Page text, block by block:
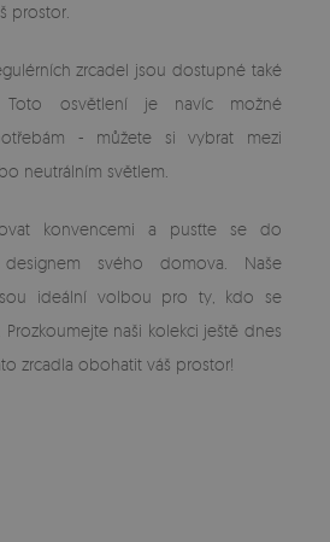
prostor.
zrcadel jsou dostupné také
Toto osvětlení je navíc možné
- můžete si vybrat mezi
neutrálním světlem.
konvencemi a pusťte se do
svého domova. Naše
ideální volbou pro ty, kdo se
naši kolekci ještě dnes
zrcadla obohatit váš prostor!